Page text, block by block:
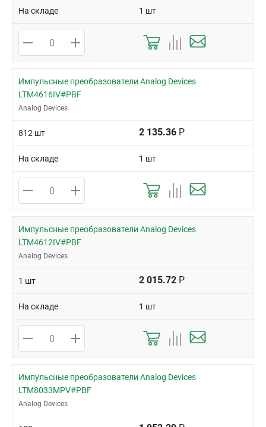
На складе 1 шт
Импульсные преобразователи Analog Devices
LTM4616IV#PBF
Analog Devices
812 шт 2 135.36 Р
На складе 1 шт
Импульсные преобразователи Analog Devices
LTM4612IV#PBF
Analog Devices
1 шт 2 015.72 Р
На складе 1 шт
Импульсные преобразователи Analog Devices
LTM8033MPV#PBF
Analog Devices